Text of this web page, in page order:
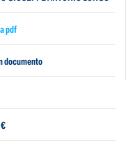
pdf
documento